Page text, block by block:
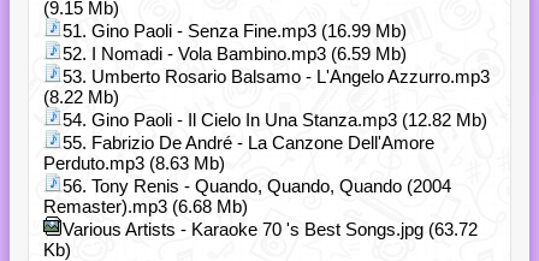
(9.15 Mb)
51. Gino Paoli - Senza Fine.mp3 (16.99 Mb)
52. I Nomadi - Vola Bambino.mp3 (6.59 Mb)
53. Umberto Rosario Balsamo - L'Angelo Azzurro.mp3
(8.22 Mb)
54. Gino Paoli - Il Cielo In Una Stanza.mp3 (12.82 Mb)
55. Fabrizio De André - La Canzone Dell'Amore
Perduto.mp3 (8.63 Mb)
56. Tony Renis - Quando, Quando, Quando (2004
Remaster).mp3 (6.68 Mb)
Various Artists - Karaoke 70 's Best Songs.jpg (63.72
Kb)